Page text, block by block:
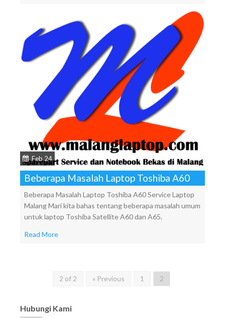
Feb 24
Beberapa Masalah Laptop Toshiba A60
Beberapa Masalah Laptop Toshiba A60 Service Laptop
Malang Mari kita bahas tentang beberapa masalah umum
untuk laptop Toshiba Satellite A60 dan A65.
Read More
2 of 2 « Previous 1 2
Hubungi Kami